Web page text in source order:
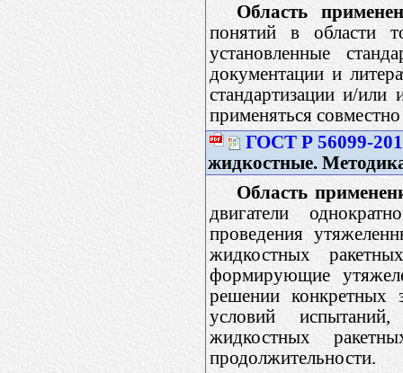
Область
понятий в области
установленные
документации и
стандартизации и/или
применяться
ГОСТ Р 56099-
жидкостные.
Область
двигатели
проведения
жидкостных
формирующие
решении конкретных
условий
жидкостных
продолжительности.